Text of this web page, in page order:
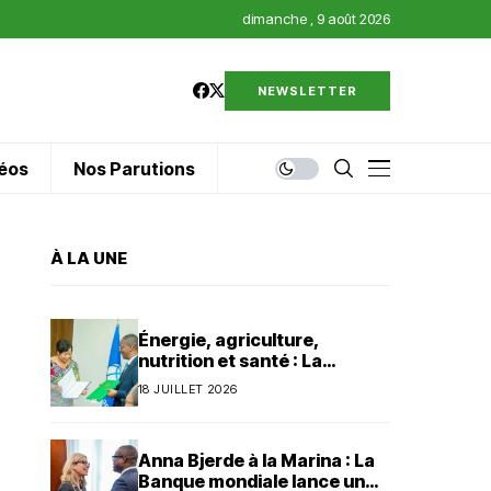
dimanche , 9 août 2026
NEWSLETTER
Nos Parutions
À LA UNE
Énergie, agriculture,
nutrition et santé : La
Banque mondiale injecte 320
18 JUILLET 2026
Anna Bjerde à la Marina : La
Banque mondiale lance un